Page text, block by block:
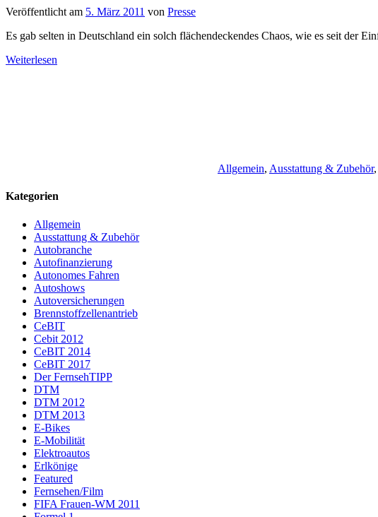
Veröffentlicht am 5. März 2011 von Presse
Es gab selten in Deutschland ein solch flächendeckendes Chaos, wie es seit der
Weiterlesen
Allgemein, Ausstattung & Zubehör,
Kategorien
Allgemein
Ausstattung & Zubehör
Autobranche
Autofinanzierung
Autonomes Fahren
Autoshows
Autoversicherungen
Brennstoffzellenantrieb
CeBIT
Cebit 2012
CeBIT 2014
CeBIT 2017
Der FernsehTIPP
DTM
DTM 2012
DTM 2013
E-Bikes
E-Mobilität
Elektroautos
Erlkönige
Featured
Fernsehen/Film
FIFA Frauen-WM 2011